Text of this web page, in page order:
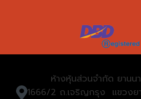
ห้างหุ้นส่วนจำกัด ยานน
1666/2 ถ.เจริญกรุง แขวงยา